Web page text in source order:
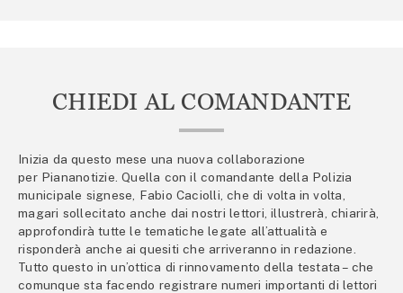
CHIEDI AL COMANDANTE
Inizia da questo mese una nuova collaborazione
per Piananotizie. Quella con il comandante della Polizia
municipale signese, Fabio Caciolli, che di volta in volta,
magari sollecitato anche dai nostri lettori, illustrerà, chiarirà,
approfondirà tutte le tematiche legate all’attualità e
risponderà anche ai quesiti che arriveranno in redazione.
Tutto questo in un’ottica di rinnovamento della testata – che
comunque sta facendo registrare numeri importanti di lettori